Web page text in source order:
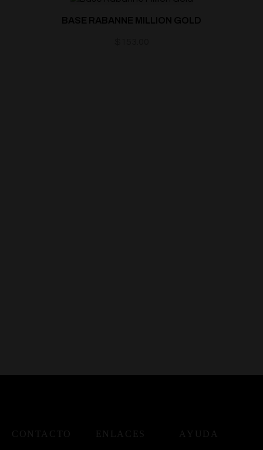
BASE RABANNE MILLION GOLD
CONTACTO ENLACES AYUDA